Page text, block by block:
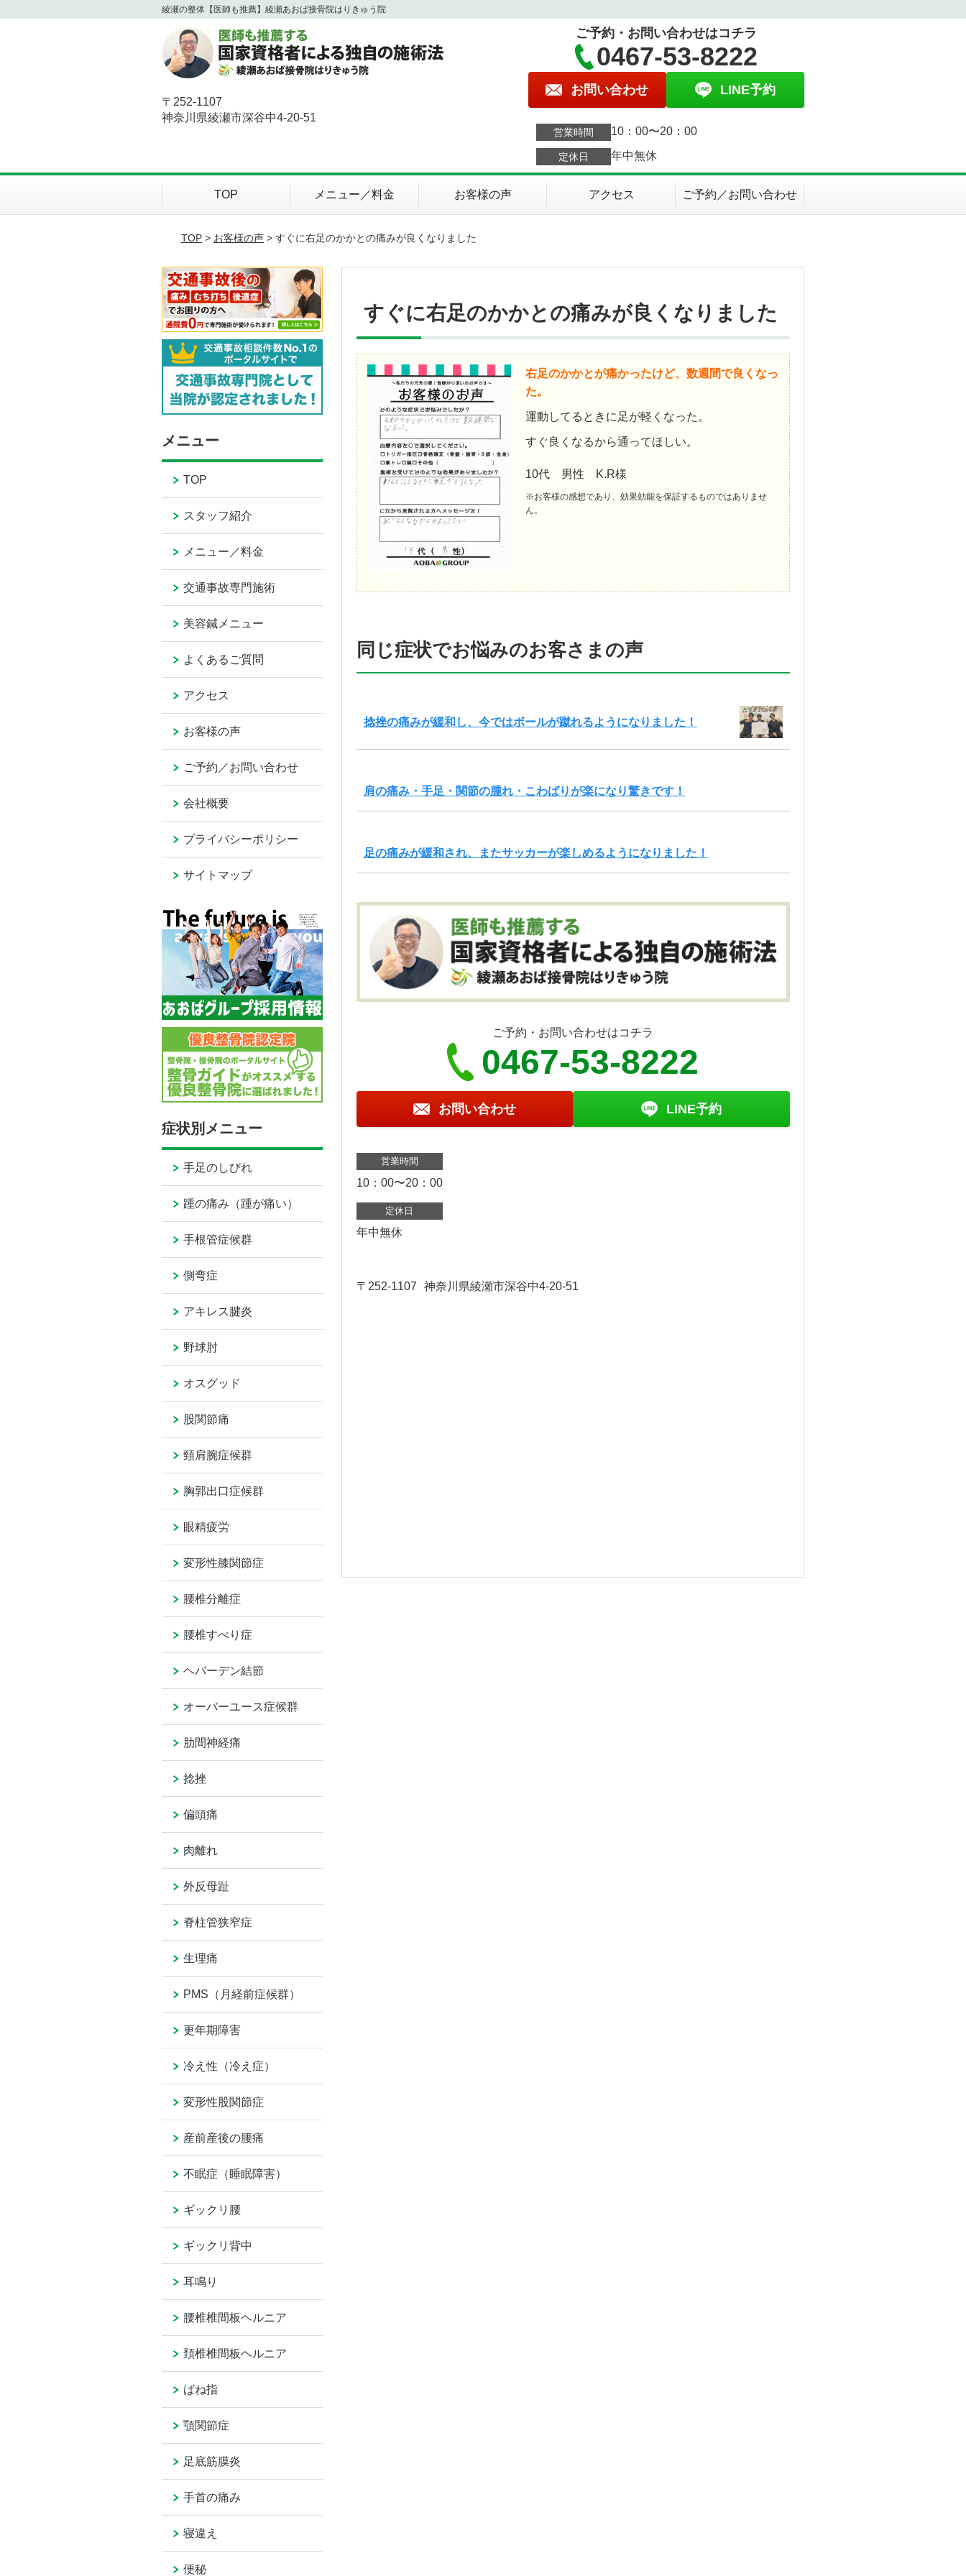
綾瀬の整体【医師も推薦】綾瀬あおば接骨院はりきゅう院
〒252-1107
神奈川県綾瀬市深谷中4-20-51
ご予約・お問い合わせはコチラ
0467-53-8222
お問い合わせ LINE予約
営業時間 10：00〜20：00
定休日 年中無休
TOP メニュー／料金 お客様の声 アクセス ご予約／お問い合わせ
TOP> お客様の声> すぐに右足のかかとの痛みが良くなりました
すぐに右足のかかとの痛みが良くなりました
右足のかかとが痛かったけど、数週間で良くなっ
た。
運動してるときに足が軽くなった。
すぐ良くなるから通ってほしい。
10代 男性 K.R様
※お客様の感想であり、効果効能を保証するものではありませ
ん。
同じ症状でお悩みのお客さまの声
捻挫の痛みが緩和し、今ではボールが蹴れるようになりました！
肩の痛み・手足・関節の腫れ・こわばりが楽になり驚きです！
足の痛みが緩和され、またサッカーが楽しめるようになりました！
ご予約・お問い合わせはコチラ
0467-53-8222
お問い合わせ LINE予約
営業時間
10：00〜20：00
定休日
年中無休
〒252-1107 神奈川県綾瀬市深谷中4-20-51
メニュー
TOP
スタッフ紹介
メニュー／料金
交通事故専門施術
美容鍼メニュー
よくあるご質問
アクセス
お客様の声
ご予約／お問い合わせ
会社概要
プライバシーポリシー
サイトマップ
症状別メニュー
手足のしびれ
踵の痛み（踵が痛い）
手根管症候群
側弯症
アキレス腱炎
野球肘
オスグッド
股関節痛
頸肩腕症候群
胸郭出口症候群
眼精疲労
変形性膝関節症
腰椎分離症
腰椎すべり症
ヘバーデン結節
オーバーユース症候群
肋間神経痛
捻挫
偏頭痛
肉離れ
外反母趾
脊柱管狭窄症
生理痛
PMS（月経前症候群）
更年期障害
冷え性（冷え症）
変形性股関節症
産前産後の腰痛
不眠症（睡眠障害）
ギックリ腰
ギックリ背中
耳鳴り
腰椎椎間板ヘルニア
頚椎椎間板ヘルニア
ばね指
顎関節症
足底筋膜炎
手首の痛み
寝違え
便秘